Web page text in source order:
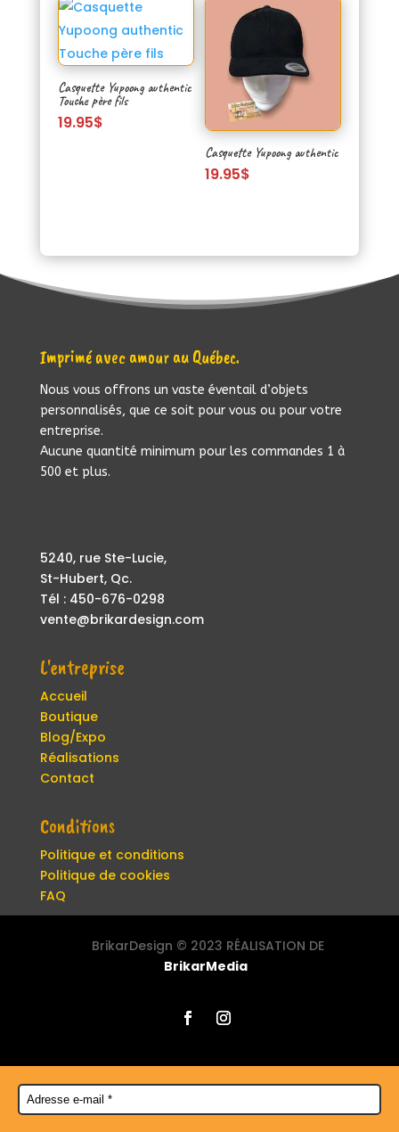
Casquette Yupoong authentic
Touche père fils
19.95$
Casquette Yupoong authentic
19.95$
Imprimé avec amour au Québec.
Nous vous offrons un vaste éventail d’objets
personnalisés, que ce soit pour vous ou pour votre
entreprise.
Aucune quantité minimum pour les commandes 1 à
500 et plus.
5240, rue Ste-Lucie,
St-Hubert, Qc.
Tél : 450-676-0298
vente@brikardesign.com
L'entreprise
Accueil
Boutique
Blog/Expo
Réalisations
Contact
Conditions
Politique et conditions
Politique de cookies
FAQ
BrikarDesign © 2023 RÉALISATION DE
BrikarMedia